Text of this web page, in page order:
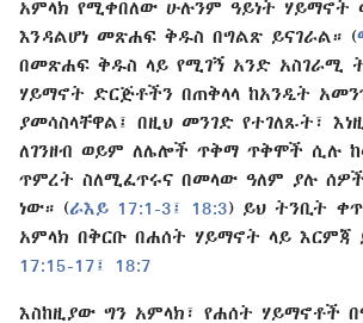
አምላክ የሚቀበለው ሁሉንም ዓይነት ሃይማኖት
እንዳልሆነ መጽሐፍ ቅዱስ በግልጽ ይናገራል። (
በመጽሐፍ ቅዱስ ላይ የሚገኝ አንድ አስገራሚ
ሃይማኖት ድርጅቶችን በጠቅላላ ከአንዲት
ያመሳስላቸዋል፤ በዚህ መንገድ የተገለጹት፣
ለገንዘብ ወይም ለሌሎች ጥቅማ ጥቅሞች ሲሉ
ጥምረት ስለሚፈጥሩና በመላው ዓለም ያሉ
ነው። (ራእይ 17:1-3፤ 18:3) ይህ ትንቢት
አምላክ በቅርቡ በሐሰት ሃይማኖት ላይ እርምጃ
17:15-17፤
18:7
እስከዚያው ግን አምላክ፣ የሐሰት